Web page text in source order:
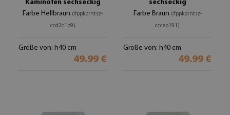
Kaminöfen sechseckig
Farbe Hellbraun (#ppkprntsz-
ccd2c1b9)
Größe von: h40 cm
49.99 €
sechseckig
Farbe Braun (#ppkprntsz-
ccceb191)
Größe von: h40 cm
49.99 €